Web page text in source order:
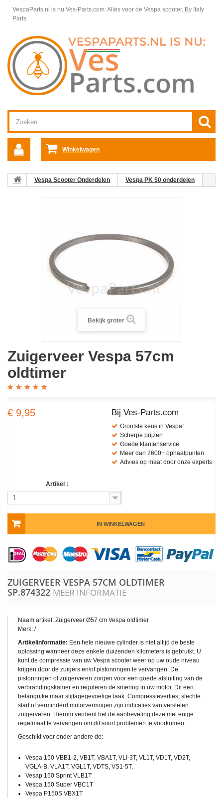
VespaParts.nl is nu Ves-Parts.com: Alles voor de Vespa scooter. By Italy
Parts
Winkelwagen
Vespa Scooter Onderdelen
Vespa PK 50 onderdelen
Bekijk groter
Zuigerveer Vespa 57cm
oldtimer
€ 9,95 Bij Ves-Parts.com
Grootste keus in Vespa!
Scherpe prijzen
Goede klantenservice
Meer dan 2600+ ophaalpunten
Advies op maat door onze experts
Artikel :
1
IN WINKELWAGEN
ZUIGERVEER VESPA 57CM OLDTIMER
SP.874322 MEER INFORMATIE
Naam artikel: Zuigerveer Ø57 cm Vespa oldtimer
Merk: /
Artikelinformatie: Een hele nieuwe cylinder is niet altijd de beste
oplossing wanneer deze enkele duizenden kilometers is gebruikt. U
kunt de compressie van uw Vespa scooter weer op uw oude niveau
krijgen door de zuigers en/of pistonringen te vervangen. De
pistonringen of zuigerveren zorgen voor een goede afsluiting van de
verbrandingskamer en reguleren de smering in uw motor. Dit een
belangrijke maar slijtagegevoelige taak. Compressieverlies, slechte
start of verminderd motorvermogen zijn indicaties van versleten
zuigerveren. Hierom verdient het de aanbeveling deze met enige
regelmaat te vervangen om dit soort problemen te voorkomen.
Geschikt voor onder andere de:
Vespa 150 VBB1-2, VB1T, VBA1T, VLI-3T, VL1T, VD1T, VD2T,
VGLA-B, VLA1T, VGL1T, VDTS, VS1-5T,
Vesap 150 Sprint VLB1T
Vespa 150 Super VBC1T
Vespa P150S VBX1T